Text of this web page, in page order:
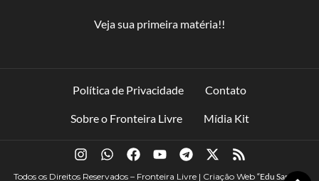
Veja sua primeira matéria!!
Política de Privacidade Contato
Sobre o Fronteira Livre Mídia Kit
Todos os Direitos Reservados – Fronteira Livre | Criação Web “Edu Santana